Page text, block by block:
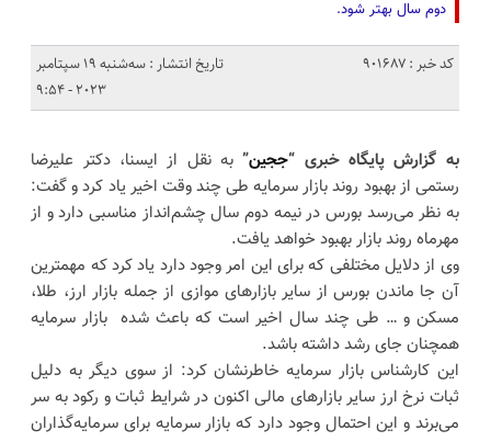
دوم سال بهتر شود.
کد خبر : 901687
تاریخ انتشار : سه‌شنبه 19 سپتامبر
2023 - 9:54
به گزارش پایگاه خبری “ججین” به نقل از ایسنا، دکتر علیرضا
رستمی از بهبود روند بازار سرمایه طی چند وقت اخیر یاد کرد و گفت:
به نظر می‌رسد بورس در نیمه دوم سال چشم‌انداز مناسبی دارد و از
مهرماه روند بازار بهبود خواهد یافت.
وی از دلایل مختلفی که برای این امر وجود دارد یاد کرد که مهمترین
آن جا ماندن بورس از سایر بازارهای موازی از جمله بازار ارز، طلا،
مسکن و … طی چند سال اخیر است که باعث شده بازار سرمایه
همچنان جای رشد داشته باشد.
این کارشناس بازار سرمایه خاطرنشان کرد: از سوی دیگر به دلیل
ثبات نرخ ارز سایر بازارهای مالی اکنون در شرایط ثبات و رکود به سر
می‌برند و این احتمال وجود دارد که بازار سرمایه برای سرمایه‌گذاران